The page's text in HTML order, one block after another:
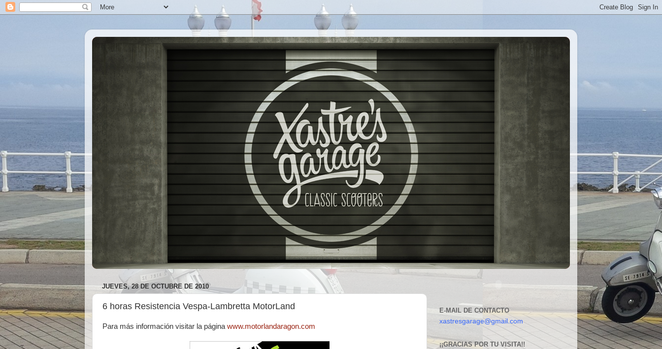
JUEVES, 28 DE OCTUBRE DE 2010
6 horas Resistencia Vespa-Lambretta MotorLand
Para más información visitar la página www.motorlandaragon.com
E-MAIL DE CONTACTO
xastresgarage@gmail.com
¡¡GRACIAS POR TU VISITA!!